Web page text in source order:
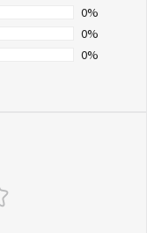
0%
0%
0%